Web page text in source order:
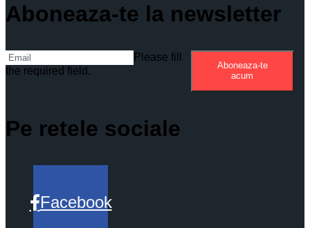
Aboneaza-te la newsletter
Please fill
the required field.
Aboneaza-te
acum
Pe retele sociale
Facebook